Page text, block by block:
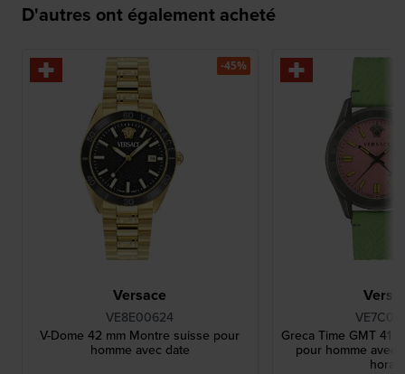
D'autres ont également acheté
Versace
VE8E00624
V-Dome 42 mm Montre suisse pour
homme avec date
-45%
Greca Time GMT 41
pour homme avec